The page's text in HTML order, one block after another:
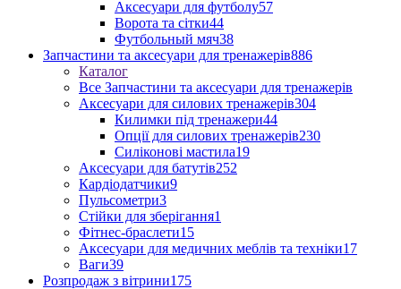
Аксесуари для футболу57
Ворота та сітки44
Футбольный мяч38
Запчастини та аксесуари для тренажерів886
Каталог
Все Запчастини та аксесуари для тренажерів
Аксесуари для силових тренажерів304
Килимки під тренажери44
Опції для силових тренажерів230
Силіконові мастила19
Аксесуари для батутів252
Кардіодатчики9
Пульсометри3
Стійки для зберігання1
Фітнес-браслети15
Аксесуари для медичних меблів та техніки17
Ваги39
Розпродаж з вітрини175